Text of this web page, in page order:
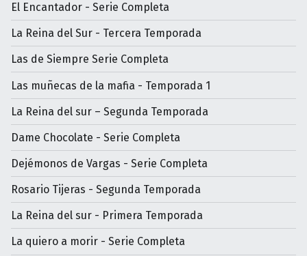
El Encantador - Serie Completa
La Reina del Sur - Tercera Temporada
Las de Siempre Serie Completa
Las muñecas de la mafia - Temporada 1
La Reina del sur – Segunda Temporada
Dame Chocolate - Serie Completa
Dejémonos de Vargas - Serie Completa
Rosario Tijeras - Segunda Temporada
La Reina del sur - Primera Temporada
La quiero a morir - Serie Completa